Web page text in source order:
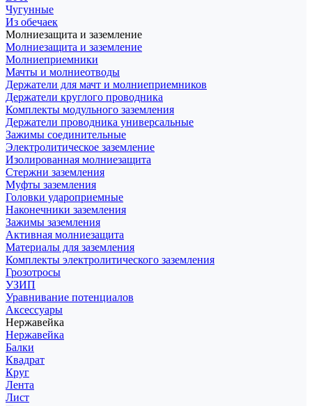
Чугунные
Из обечаек
Молниезащита и заземление
Молниезащита и заземление
Молниеприемники
Мачты и молниеотводы
Держатели для мачт и молниеприемников
Держатели круглого проводника
Комплекты модульного заземления
Держатели проводника универсальные
Зажимы соединительные
Электролитическое заземление
Изолированная молниезащита
Стержни заземления
Муфты заземления
Головки удароприемные
Наконечники заземления
Зажимы заземления
Активная молниезащита
Материалы для заземления
Комплекты электролитического заземления
Грозотросы
УЗИП
Уравнивание потенциалов
Аксессуары
Нержавейка
Нержавейка
Балки
Квадрат
Круг
Лента
Лист